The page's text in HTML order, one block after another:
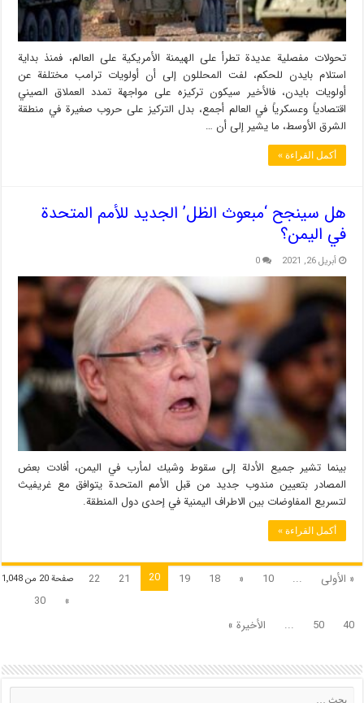
تحولات مفصلية عديدة تطرأ على الهيمنة الأمريكية على العالم، فمنذ بداية
استلام بايدن للحكم، لفت المحللون إلى أن أولويات ترامب مختلفة عن
أولويات بايدن، فالأخير سيكون تركيزه على مواجهة تمدد العملاق الصيني
اقتصادياً وعسكرياً في العالم أجمع، بدل التركيز على حروب صغيرة في منطقة
الشرق الأوسط، ما يشير إلى أن …
أكمل القراءة »
هل سينجح ‘مبعوث الظل’ الجديد للأمم المتحدة
في اليمن؟
أبريل 26, 2021 0
بينما تشير جميع الأدلة إلى سقوط وشيك لمأرب في اليمن، أفادت بعض
المصادر بتعيين مندوب جديد من قبل الأمم المتحدة يتوافق مع غريفيث
لتسريع المفاوضات بين الاطراف اليمنية في إحدى دول المنطقة.
أكمل القراءة »
صفحة 20 من 1٬048 « الأولى ...
10
«
18
19
20
21
22
»
30
40
50
... الأخيرة »